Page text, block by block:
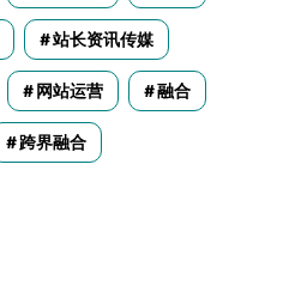
站长资讯传媒
网站运营 融合
跨界融合